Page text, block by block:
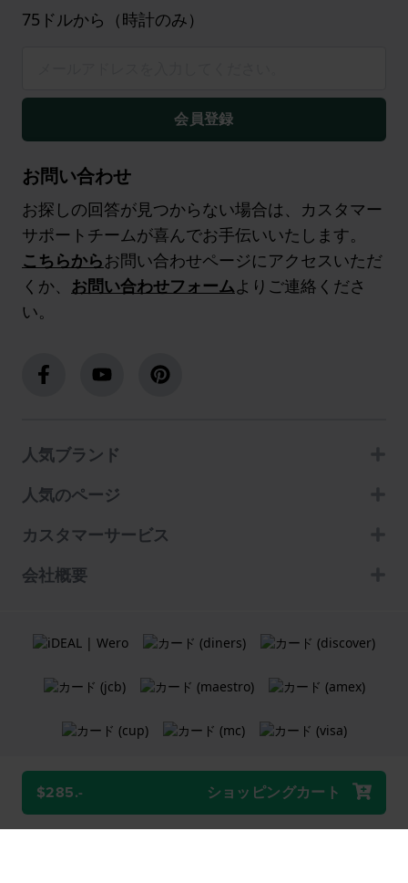
$285.- ショッピングカート
75ドルから（時計のみ）
会員登録
お問い合わせ
お探しの回答が見つからない場合は、カスタマー
サポートチームが喜んでお手伝いいたします。
こちらからお問い合わせページにアクセスいただ
くか、 お問い合わせフォームよりご連絡くださ
い。
人気ブランド
人気のページ
カスタマーサービス
会社概要